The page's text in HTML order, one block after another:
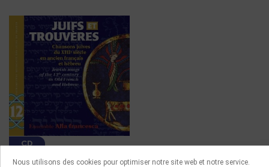
Nous utilisons des cookies pour optimiser notre site web et notre service.
CD